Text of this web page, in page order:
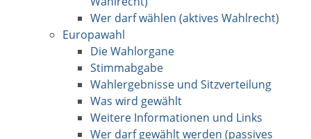
Wer darf wählen (aktives Wahlrecht)
Europawahl
Die Wahlorgane
Stimmabgabe
Wahlergebnisse und Sitzverteilung
Was wird gewählt
Weitere Informationen und Links
Wer darf gewählt werden (passives